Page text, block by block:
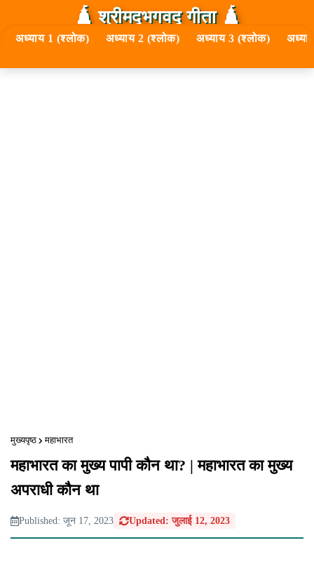
🛕 श्रीमद्‍भगवद्‍ गीता 🛕
अध्याय 1 (श्लोक) अध्याय 2 (श्लोक) अध्याय 3 (श्लोक)
मुख्यपृष्ठ महाभारत
महाभारत का मुख्य पापी कौन था? | महाभारत का मुख्य
अपराधी कौन था
Published: जून 17, 2023 Updated: जुलाई 12, 2023